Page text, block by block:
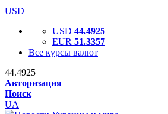
USD
USD 44.4925
EUR 51.3357
Все курсы валют
44.4925
Авторизация
Поиск
UA